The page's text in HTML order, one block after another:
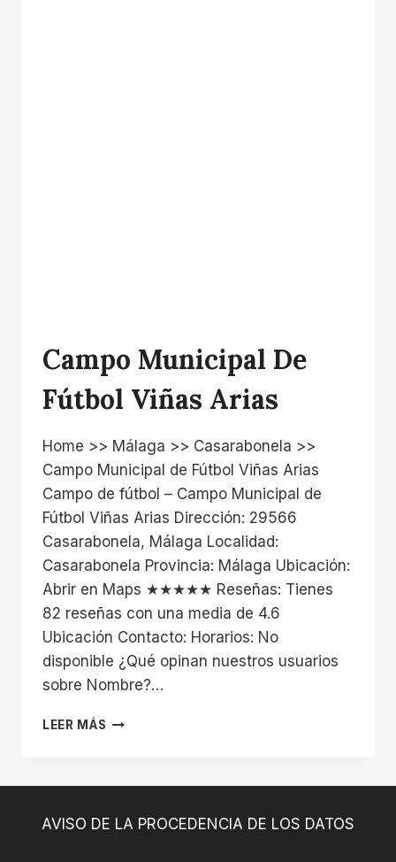
Campo Municipal De
Fútbol Viñas Arias
Home >> Málaga >> Casarabonela >>
Campo Municipal de Fútbol Viñas Arias
Campo de fútbol – Campo Municipal de
Fútbol Viñas Arias Dirección: 29566
Casarabonela, Málaga Localidad:
Casarabonela Provincia: Málaga Ubicación:
Abrir en Maps ★★★★★ Reseñas: Tienes
82 reseñas con una media de 4.6
Ubicación Contacto: Horarios: No
disponible ¿Qué opinan nuestros usuarios
sobre Nombre?…
LEER MÁS CAMPO
AVISO DE LA PROCEDENCIA DE LOS DATOS